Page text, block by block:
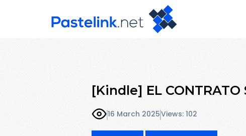
[Kindle] EL
16 March 2025Views: 102